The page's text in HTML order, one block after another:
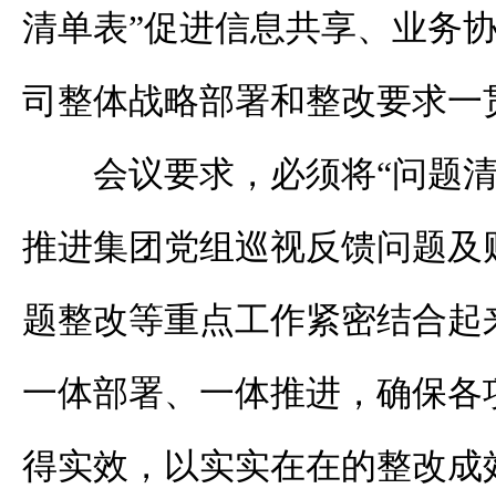
清单表”促进信息共享、业务
司整体战略部署和整改要求一
会议要求，必须将“问题
推进集团党组巡视反馈问题
题整改等重点工作紧密结合
一体部署、一体推进，确保
得实效，以实实在在的整改成